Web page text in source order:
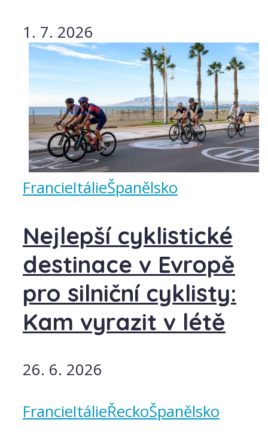
1. 7. 2026
FrancieItálieŠpanělsko
Nejlepší cyklistické
destinace v Evropě
pro silniční cyklisty:
Kam vyrazit v létě
26. 6. 2026
FrancieItálieŘeckoŠpanělsko